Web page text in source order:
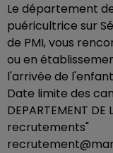
Le département
puéricultrice sur
de PMI, vous
ou en
l'arrivée de
Date limite des
DEPARTEMENT
recrutements"